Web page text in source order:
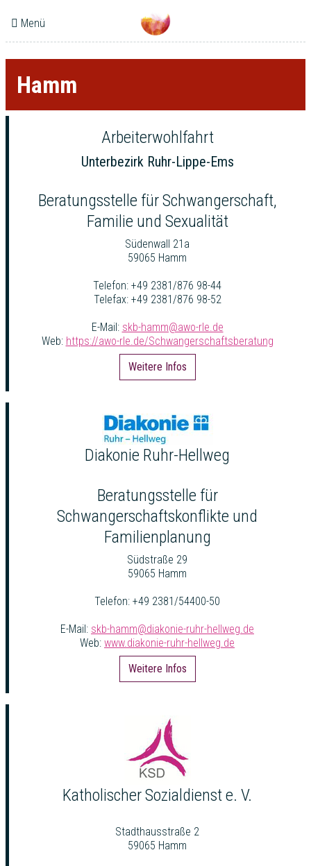
Menü
Hamm
Arbeiterwohlfahrt
Unterbezirk Ruhr-Lippe-Ems
Beratungsstelle für Schwangerschaft,
Familie und Sexualität
Südenwall 21a
59065 Hamm
Telefon: +49 2381/876 98-44
Telefax: +49 2381/876 98-52
E-Mail: skb-hamm@awo-rle.de
Web: https://awo-rle.de/Schwangerschaftsberatung
Weitere Infos
Diakonie Ruhr-Hellweg
Beratungsstelle für
Schwangerschaftskonflikte und
Familienplanung
Südstraße 29
59065 Hamm
Telefon: +49 2381/54400-50
E-Mail: skb-hamm@diakonie-ruhr-hellweg.de
Web: www.diakonie-ruhr-hellweg.de
Weitere Infos
Katholischer Sozialdienst e. V.
Stadthausstraße 2
59065 Hamm